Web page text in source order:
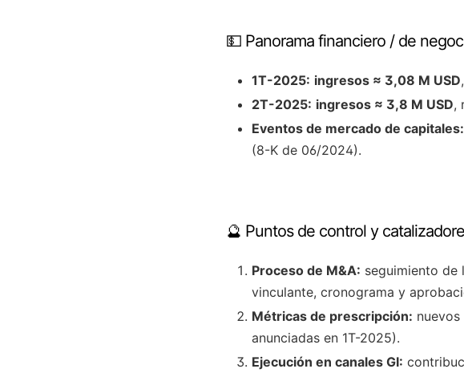
💵 Panorama financiero / de
1T-2025: ingresos ≈ 3,08 M USD
2T-2025: ingresos ≈ 3,8 M USD,
Eventos de mercado de capitales:
(8-K de 06/2024).
🔮 Puntos de control y
Proceso de M&A: seguimiento de
vinculante, cronograma y
Métricas de prescripción:
anunciadas en 1T-2025).
Ejecución en canales GI: